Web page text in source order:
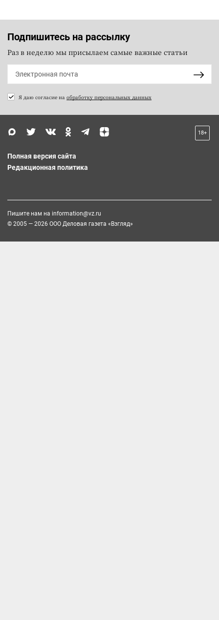
Подпишитесь на рассылку
Раз в неделю мы присылаем самые важные статьи
Я даю согласие на обработку персональных данных
18+
Полная версия сайта
Редакционная политика
Пишите нам на information@vz.ru
© 2005 — 2026 ООО Деловая газета «Взгляд»